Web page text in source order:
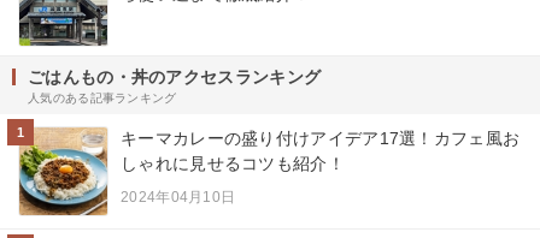
ごはんもの・丼のアクセスランキング
人気のある記事ランキング
1
キーマカレーの盛り付けアイデア17選！カフェ風お
しゃれに見せるコツも紹介！
2024年04月10日